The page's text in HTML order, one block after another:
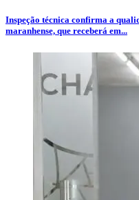
Inspeção técnica confirma a
maranhense, que receberá em...